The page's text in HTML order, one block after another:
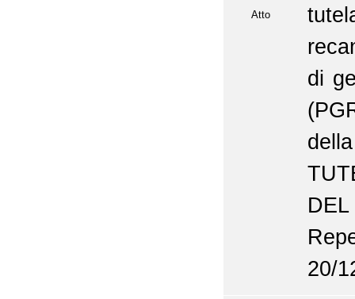
Atto
di
20/